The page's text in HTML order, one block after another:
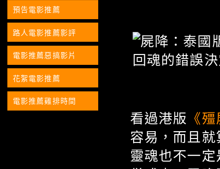
看過港版 《
容易，而且
靈魂也不一
預告電影推薦
路人電影推薦影評
電影推薦惡搞影片
花絮電影推薦
電影推薦雞排時間